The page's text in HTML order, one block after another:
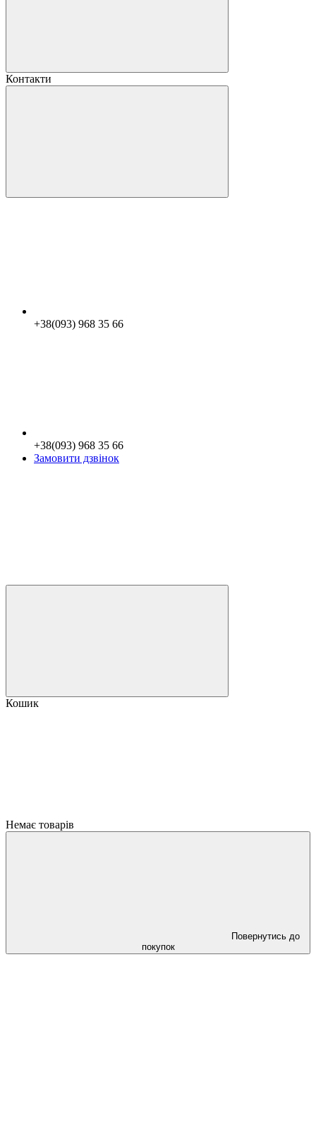
Контакти
+38(093) 968 35 66
+38(093) 968 35 66
Замовити дзвінок
Кошик
Немає товарів
Повернутись до
покупок